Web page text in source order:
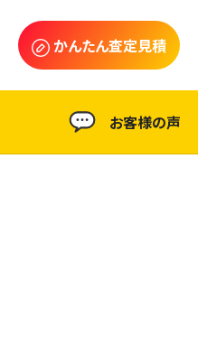
かんたん査定見積
お客様の声